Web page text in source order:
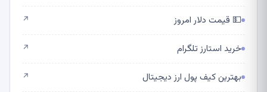
💵 قیمت دلار امروز ↗
خرید استارز تلگرام ↗
بهترین کیف پول ارز دیجیتال ↗